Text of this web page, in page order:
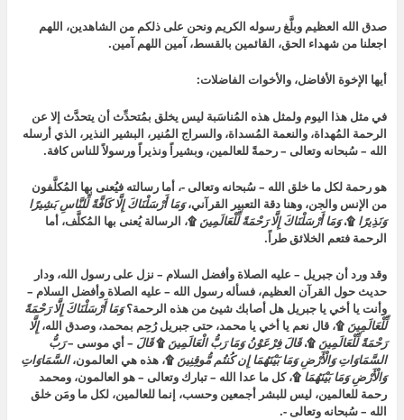
صدق الله العظيم وبلَّغ رسوله الكريم ونحن على ذلكم من الشاهدين، اللهم
اجعلنا من شهداء الحق، القائمين بالقسط، آمين اللهم آمين.
أيها الإخوة الأفاضل، والأخوات الفاضلات:
في مثل هذا اليوم ولمثل هذه المُناسَبة ليس يخلق بمُتحدِّث أن يتحدَّث إلا عن
الرحمة المُهداة، والنعمة المُسداة، والسراج المُنير، البشير النذير، الذي أرسله
الله – سُبحانه وتعالى – رحمةً للعالمين، وبشيراً ونذيراً ورسولاً للناس كافة.
هو رحمة لكل ما خلق الله – سُبحانه وتعالى -، أما رسالته فيُعنى بها المُكلَّفون
من الإنس والجن، وهنا دقة التعبير القرآني،وَمَا أَرْسَلْنَاكَ إِلَّا كَافَّةً لِّلنَّاسِ بَشِيرًا
وَنَذِيرًا ۩،وَمَا أَرْسَلْنَاكَ إِلَّا رَحْمَةً لِّلْعَالَمِينَ ۩، الرسالة يُعنى بها المُكلَّف، أما
الرحمة فتعم الخلائق طراً.
وقد ورد أن جبريل – عليه الصلاة وأفضل السلام – نزل على رسول الله، ودار
حديث حول القرآن العظيم، فسأله رسول الله – عليه الصلاة وأفضل السلام –
وأنت يا أخي يا جبريل هل أصابك شيئ من هذه الرحمة؟وَمَا أَرْسَلْنَاكَ إِلَّا رَحْمَةً
لِّلْعَالَمِينَ ۩، قال نعم يا أخي يا محمد، حتى جبريل رُحِم بمحمد، وصدق الله،إِلَّا
رَحْمَةً لِّلْعَالَمِينَ ۩،قَالَ فِرْعَوْنُ وَمَا رَبُّ الْعَالَمِينَ ۩قَالَ – أي موسى –رَبُّ
السَّمَاوَاتِ وَالْأَرْضِ وَمَا بَيْنَهُمَا إِن كُنتُم مُّوقِنِينَ ۩، هذه هي العالمون،السَّمَاوَاتِ
وَالْأَرْضِ وَمَا بَيْنَهُمَا ۩، كل ما عدا الله – تبارك وتعالى – هو العالمون، ومحمد
رحمة للعالمين، ليس للبشر أجمعين وحسب، إنما للعالمين، لكل ما ومَن خلق
الله – سُبحانه وتعالى -.